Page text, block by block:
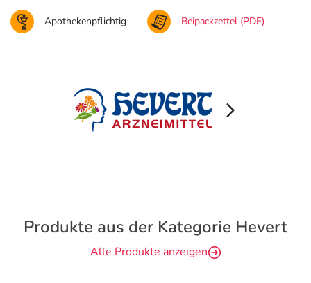
Apothekenpflichtig Beipackzettel (PDF)
Produkte aus der Kategorie Hevert
Alle Produkte anzeigen